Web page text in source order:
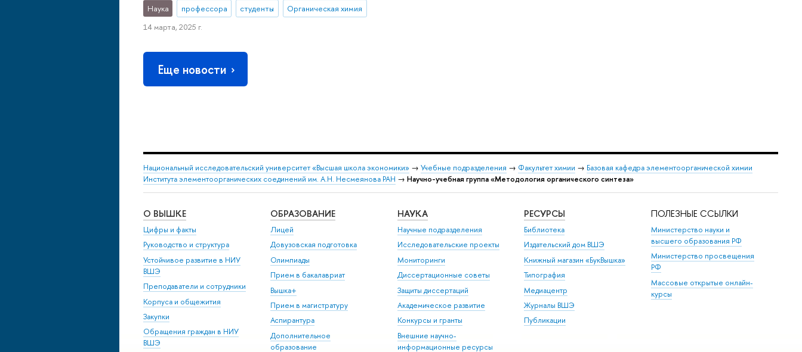
Наука профессора студенты
Органическая химия
14 марта, 2025 г.
Еще новости
Национальный исследовательский университет «Высшая школа экономики» → Учебные подразделения → Факультет химии → Базовая кафедра элементоорганической химии
Института элементоорганических соединений им. А.Н. Несмеянова РАН → Научно-учебная группа «Методология органического синтеза»
О ВЫШКЕ
Цифры и факты
Руководство и структура
Устойчивое развитие в НИУ
ВШЭ
Преподаватели и сотрудники
Корпуса и общежития
Закупки
Обращения граждан в НИУ
ВШЭ
ОБРАЗОВАНИЕ
Лицей
Довузовская подготовка
Олимпиады
Прием в бакалавриат
Вышка+
Прием в магистратуру
Аспирантура
Дополнительное
образование
НАУКА
Научные подразделения
Исследовательские проекты
Мониторинги
Диссертационные советы
Защиты диссертаций
Академическое развитие
Конкурсы и гранты
Внешние научно-
информационные ресурсы
РЕСУРСЫ
Библиотека
Издательский дом ВШЭ
Книжный магазин «БукВышка»
Типография
Медиацентр
Журналы ВШЭ
Публикации
ПОЛЕЗНЫЕ ССЫЛКИ
Министерство науки и
высшего образования РФ
Министерство просвещения
РФ
Массовые открытые онлайн-
курсы